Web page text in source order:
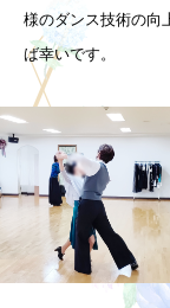
様のダンス技術の向
ば幸いです。